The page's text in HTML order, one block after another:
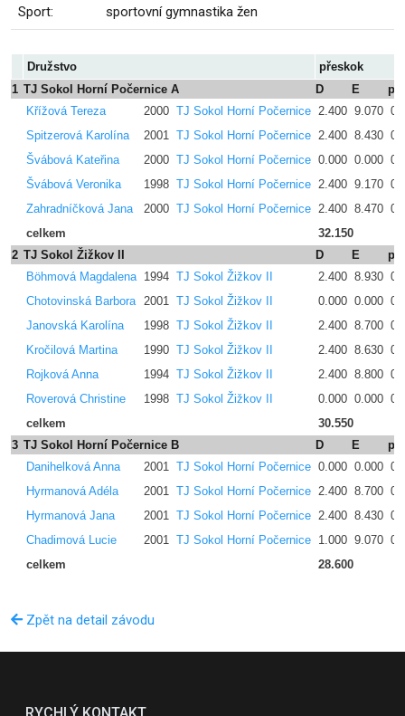
Sport: sportovní gymnastika žen
Družstvo
přeskok
1 TJ Sokol Horní Počernice A D E
Křížová Tereza
2000 TJ Sokol Horní Počernice 2.400 9.070
Spitzerová Karolína
2001 TJ Sokol Horní Počernice 2.400 8.430
Švábová Kateřina
2000 TJ Sokol Horní Počernice 0.000 0.000
Švábová Veronika
1998 TJ Sokol Horní Počernice 2.400 9.170
Zahradníčková Jana
2000 TJ Sokol Horní Počernice 2.400 8.470
celkem
32.150
2 TJ Sokol Žižkov II D E
Böhmová Magdalena 1994 TJ Sokol Žižkov II 2.400 8.930
Chotovinská Barbora 2001 TJ Sokol Žižkov II 0.000 0.000
Janovská Karolína
1998 TJ Sokol Žižkov II 2.400 8.700
Kročilová Martina
1990 TJ Sokol Žižkov II 2.400 8.630
Rojková Anna
1994 TJ Sokol Žižkov II 2.400 8.800
Roverová Christine
1998 TJ Sokol Žižkov II 0.000 0.000
celkem
30.550
3 TJ Sokol Horní Počernice B D E
Danihelková Anna
2001 TJ Sokol Horní Počernice 0.000 0.000
Hyrmanová Adéla
2001 TJ Sokol Horní Počernice 2.400 8.700
Hyrmanová Jana
2001 TJ Sokol Horní Počernice 2.400 8.430
Chadimová Lucie
2001 TJ Sokol Horní Počernice 1.000 9.070
celkem
28.600
Zpět na detail závodu